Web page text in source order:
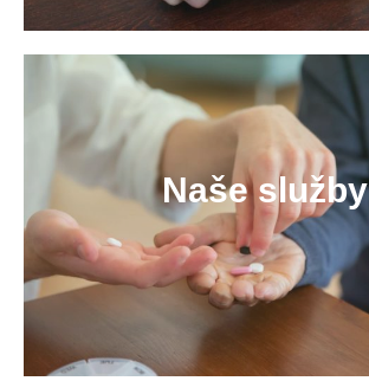
Naše služby